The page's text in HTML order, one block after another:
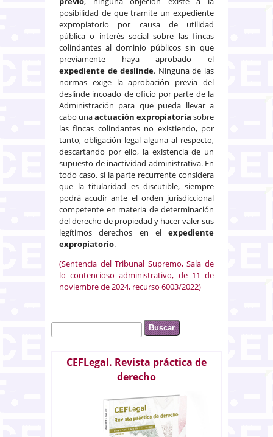
posibilidad de que tramite un expediente
expropiatorio por causa de utilidad
pública o interés social sobre las fincas
colindantes al dominio públicos sin que
previamente haya aprobado el
expediente de deslinde. Ninguna de las
normas exige la aprobación previa del
deslinde incoado de oficio por parte de la
Administración para que pueda llevar a
cabo unaactuación expropiatoria sobre
las fincas colindantes no existiendo, por
tanto, obligación legal alguna al respecto,
descartando por ello, la existencia de un
supuesto de inactividad administrativa. En
todo caso, si la parte recurrente considera
que la titularidad es discutible, siempre
podrá acudir ante el orden jurisdiccional
competente en materia de determinación
del derecho de propiedad y hacer valer sus
legítimos derechos en el expediente
expropiatorio.
(Sentencia del Tribunal Supremo, Sala de
lo contencioso administrativo, de 11 de
noviembre de 2024, recurso 6003/2022)
Formulario de búsqueda
Buscar
CEFLegal. Revista práctica de
derecho